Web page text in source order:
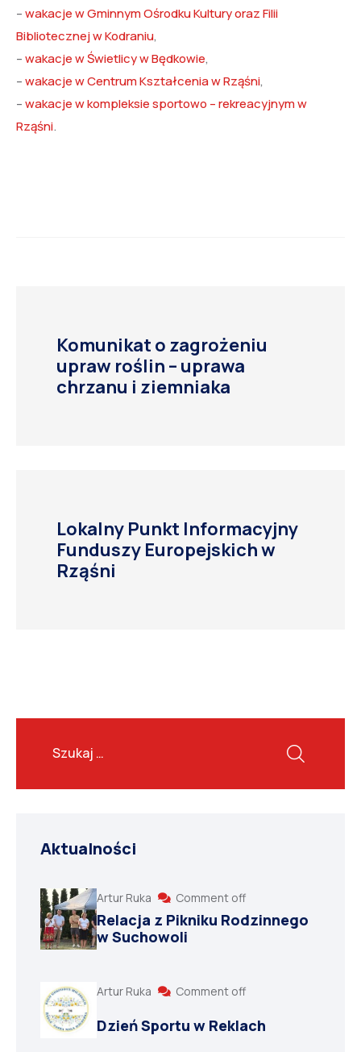
–wakacje w Gminnym Ośrodku Kultury oraz Filii
Bibliotecznej w Kodraniu,
–wakacje w Świetlicy w Będkowie,
–wakacje w Centrum Kształcenia w Rząśni,
–wakacje w kompleksie sportowo – rekreacyjnym w
Rząśni.
Komunikat o zagrożeniu
upraw roślin – uprawa
chrzanu i ziemniaka
Lokalny Punkt Informacyjny
Funduszy Europejskich w
Rząśni
Aktualności
Artur Ruka Comment off
Relacja z Pikniku Rodzinnego
w Suchowoli
Artur Ruka Comment off
Dzień Sportu w Reklach